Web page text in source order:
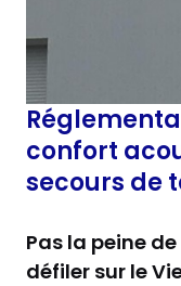
confort
secours de
Pas la peine
défiler sur le